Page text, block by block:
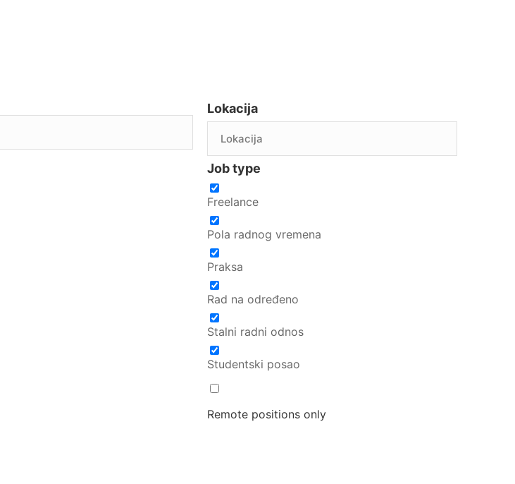
Lokacija
Job type
Freelance
Pola radnog vremena
Praksa
Rad na određeno
Stalni radni odnos
Studentski posao
Remote positions only